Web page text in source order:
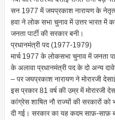
सन 1977 में जयप्रकाश नारायण के नेतृत्व
हवा ने लोक सभा चुनाव में उत्तर भारत में
जनता पार्टी की सरकार बनी।
प्रधानमंत्री पद (1977-1979)
मार्च 1977 के लोकसभा चुनाव में जनता
के अलावा प्रधानमंत्री पद के दो अन्य
– पर जयप्रकाश नारायण ने मोरारजी
इस प्रकार 81 वर्ष की उम्र में मोरारजी
कांग्रेस शाषित नौ राज्यों की सरकारों
दी गई। सरकार का यह कदम साफ़-साफ़